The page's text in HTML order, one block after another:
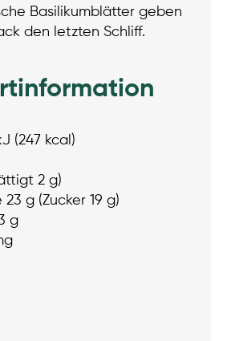
Basilikumblätter geben
den letzten Schliff.
(247 kcal)
2 g)
g (Zucker 19 g)
g